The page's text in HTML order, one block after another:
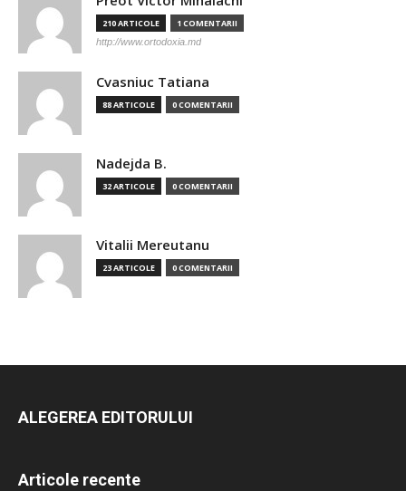
210 ARTICOLE 1 COMENTARII
http://www.ortodoxia.md
Cvasniuc Tatiana
88 ARTICOLE 0 COMENTARII
Nadejda B.
32 ARTICOLE 0 COMENTARII
Vitalii Mereutanu
23 ARTICOLE 0 COMENTARII
ALEGEREA EDITORULUI
Articole recente